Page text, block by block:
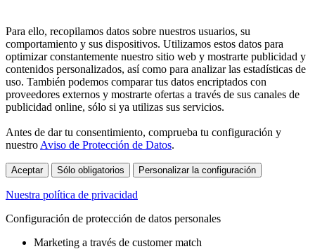
Para ello, recopilamos datos sobre nuestros usuarios, su
comportamiento y sus dispositivos. Utilizamos estos datos para
optimizar constantemente nuestro sitio web y mostrarte publicidad y
contenidos personalizados, así como para analizar las estadísticas de
uso. También podemos comparar tus datos encriptados con
proveedores externos y mostrarte ofertas a través de sus canales de
publicidad online, sólo si ya utilizas sus servicios.
Antes de dar tu consentimiento, comprueba tu configuración y
nuestro Aviso de Protección de Datos.
Aceptar Sólo obligatorios Personalizar la configuración
Nuestra política de privacidad
Configuración de protección de datos personales
Marketing a través de customer match